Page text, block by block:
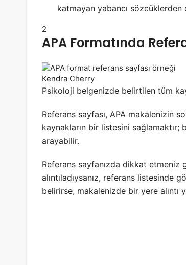
katmayan yabancı sözcüklerden
2
APA Formatında
Kendra Cherry
Psikoloji belgenizde belirtilen tüm
Referans sayfası, APA makalenizin
kaynakların bir listesini
arayabilir.
Referans sayfanızda dikkat
alıntıladıysanız, referans listesinde
belirirse, makalenizde bir yere alıntı